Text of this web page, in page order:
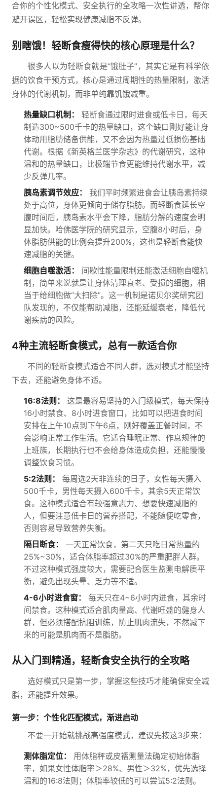
合你的个性化模式、安全执行的全攻略一次性讲透，帮你
避开误区，轻松实现健康减脂不反弹。
别瞎饿！轻断食瘦得快的核心原理是什么？
很多人以为轻断食就是“饿肚子”，其实它是有科学依
据的饮食干预方式，核心是通过周期性的热量限制，激活
身体的代谢机制，而非单纯靠饥饿减重。
热量缺口机制：
轻断食通过限时进食或低卡日，每天
制造300~500千卡的热量缺口，这个缺口刚好能让身
体动用脂肪储备供能，又不会因为热量过低损伤基础
代谢。根据《新英格兰医学杂志》的代谢研究，这种
温和的热量缺口，比极端节食更能维持代谢水平，减
少反弹几率。
胰岛素调节效应：
我们平时频繁进食会让胰岛素持续
处于高位，身体更倾向于储存脂肪。而轻断食延长空
腹时间后，胰岛素水平会下降，脂肪分解的速度会明
显加快。哈佛医学院的研究显示，空腹8小时后，身
体脂肪供能的比例会提升200%，这也是轻断食能快
速减脂的关键。
细胞自噬激活：
间歇性能量限制还能激活细胞自噬机
制，简单来说就是让身体清理衰老、受损的细胞，相
当于给细胞做“大扫除”。这一机制是诺贝尔奖研究团
队发现的，不仅能帮助减脂，还能延缓衰老，降低代
谢疾病的风险。
4种主流轻断食模式，总有一款适合你
不同的轻断食模式适合不同人群，选对模式才能坚持
下去，还能避免身体不适。
16:8法则：
这是最容易坚持的入门级模式，每天保持
16小时禁食、8小时进食窗口，比如可以把进食时间
安排在上午10点到下午6点，刚好覆盖正餐时间，不
会影响正常工作生活。它适合睡眠正常、作息规律的
上班族，长期执行也不会给身体造成负担，还能慢慢
调整饮食习惯。
5:2法则：
每周选2天非连续的日子，女性每天摄入
500千卡，男性每天摄入600千卡，其余5天正常饮
食。这种模式适合有较强意志力、想要快速减脂的
人，但要注意低卡日的营养搭配，不能随便吃零食，
否则容易导致营养失衡。
隔日断食：
一天正常饮食，第二天只吃日常热量的
25%~30%，适合体脂率超过30%的严重肥胖人群。
不过这种模式强度较大，需要配合医生监测电解质平
衡，避免出现头晕、乏力等不适。
4-6小时进食窗：
每天只在4~6小时内进食，其余时
间禁食。这种模式适合肌肉量高、代谢旺盛的健身人
群，但必须搭配抗阻训练，防止肌肉流失，不然减下
来的可能是肌肉而不是脂肪。
从入门到精通，轻断食安全执行的全攻略
选好模式只是第一步，掌握这些技巧才能确保安全减
脂，还能提升效果。
第一步：个性化匹配模式，渐进启动
不要一开始就挑战高强度模式，建议先按这3步来：
测体脂定位：
用体脂秤或皮褶测量法确定初始体脂
率，如果女性体脂率＞28%、男性＞32%，优先选择
温和的16:8法则；体脂率较低的可以尝试5:2法则。